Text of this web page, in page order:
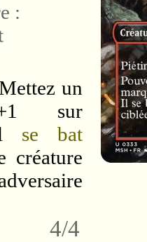
:
un
+1 sur
se bat
créature
4/4